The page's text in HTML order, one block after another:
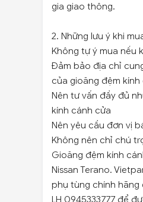
gia giao thông.
2. Những lưu ý khi
Không tự ý mua nếu
Đảm bảo địa chỉ
của gioăng đệm
Nên tư vấn đầy đủ
kính cánh cửa
Nên yêu cầu đơn vị
Không nên chỉ chú
Gioăng đệm kính
Nissan Terano.
phụ tùng chính
LH 0945333777 để